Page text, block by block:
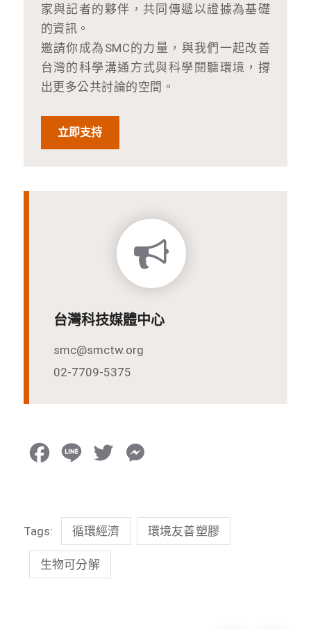
家與記者的夥伴，共同傳遞以證據為基礎
的資訊。
邀請你成為SMC的力量，與我們一起改善
台灣的科學溝通方式與科學閱聽環境，撐
出更多公共討論的空間。
立即支持
台灣科技媒體中心
smc@smctw.org
02-7709-5375
b
e
t
s
Tags: 循環經濟 環境友善塑膠
生物可分解